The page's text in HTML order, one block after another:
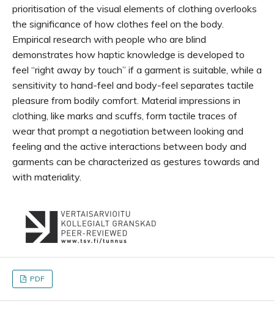
prioritisation of the visual elements of clothing overlooks
the significance of how clothes feel on the body.
Empirical research with people who are blind
demonstrates how haptic knowledge is developed to
feel “right away by touch” if a garment is suitable, while a
sensitivity to hand-feel and body-feel separates tactile
pleasure from bodily comfort. Material impressions in
clothing, like marks and scuffs, form tactile traces of
wear that prompt a negotiation between looking and
feeling and the active interactions between body and
garments can be characterized as gestures towards and
with materiality.
PDF